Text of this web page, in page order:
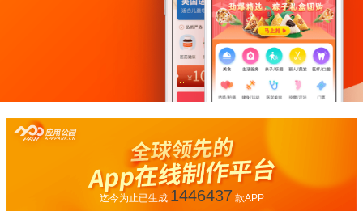
迄今为止已生成 1446437 款APP